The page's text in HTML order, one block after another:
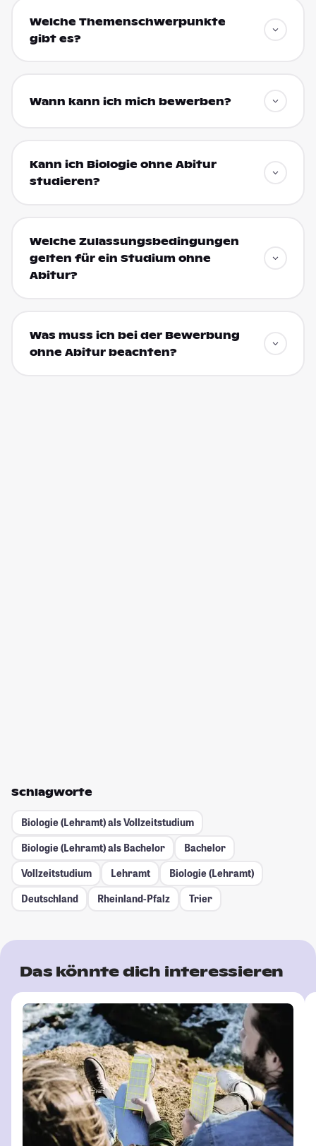
Welche Themenschwerpunkte
gibt es?
Wann kann ich mich bewerben?
Kann ich Biologie ohne Abitur
studieren?
Welche Zulassungsbedingungen
gelten für ein Studium ohne
Abitur?
Was muss ich bei der Bewerbung
ohne Abitur beachten?
Schlagworte
Biologie (Lehramt) als Vollzeitstudium
Biologie (Lehramt) als Bachelor
Bachelor
Vollzeitstudium
Lehramt
Biologie (Lehramt)
Deutschland
Rheinland-Pfalz Trier
Das könnte dich interessieren